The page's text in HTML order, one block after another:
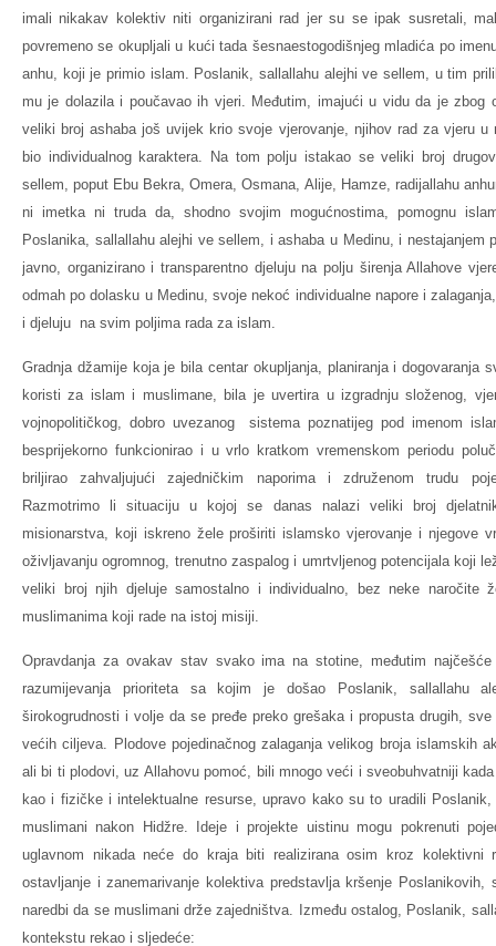
imali nikakav kolektiv niti organizirani rad jer su se ipak susretali,
povremeno se okupljali u kući tada šesnaestogodišnjeg mladića po
anhu, koji je primio islam. Poslanik, sallallahu alejhi ve sellem, u tim
mu je dolazila i poučavao ih vjeri. Međutim, imajući u vidu da je zbog
veliki broj ashaba još uvijek krio svoje vjerovanje, njihov rad za vjeru u
bio individualnog karaktera. Na tom polju istakao se veliki broj
sellem, poput Ebu Bekra, Omera, Osmana, Alije, Hamze, radijallahu
ni imetka ni truda da, shodno svojim mogućnostima, pomognu
Poslanika, sallallahu alejhi ve sellem, i ashaba u Medinu, i nestajanjem
javno, organizirano i transparentno djeluju na polju širenja Allahove
odmah po dolasku u Medinu, svoje nekoć individualne napore i
i djeluju na svim poljima rada za islam.
Gradnja džamije koja je bila centar okupljanja, planiranja i dogovaranja
koristi za islam i muslimane, bila je uvertira u izgradnju složenog,
vojnopolitičkog, dobro uvezanog sistema poznatijeg pod imenom
besprijekorno funkcionirao i u vrlo kratkom vremenskom periodu
briljirao zahvaljujući zajedničkim naporima i združenom trudu
Razmotrimo li situaciju u kojoj se danas nalazi veliki broj
misionarstva, koji iskreno žele proširiti islamsko vjerovanje i njegove
oživljavanju ogromnog, trenutno zaspalog i umrtvljenog potencijala koji
veliki broj njih djeluje samostalno i individualno, bez neke naročite
muslimanima koji rade na istoj misiji.
Opravdanja za ovakav stav svako ima na stotine, međutim
razumijevanja prioriteta sa kojim je došao Poslanik, sallallahu
širokogrudnosti i volje da se pređe preko grešaka i propusta drugih,
većih ciljeva. Plodove pojedinačnog zalaganja velikog broja islamskih
ali bi ti plodovi, uz Allahovu pomoć, bili mnogo veći i sveobuhvatniji
kao i fizičke i intelektualne resurse, upravo kako su to uradili
muslimani nakon Hidžre. Ideje i projekte uistinu mogu pokrenuti
uglavnom nikada neće do kraja biti realizirana osim kroz
ostavljanje i zanemarivanje kolektiva predstavlja kršenje Poslanikovih,
naredbi da se muslimani drže zajedništva. Između ostalog, Poslanik,
kontekstu rekao i sljedeće: